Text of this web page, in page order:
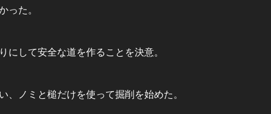
った。
にして安全な道を作ることを決意。
、ノミと槌だけを使って掘削を始めた。